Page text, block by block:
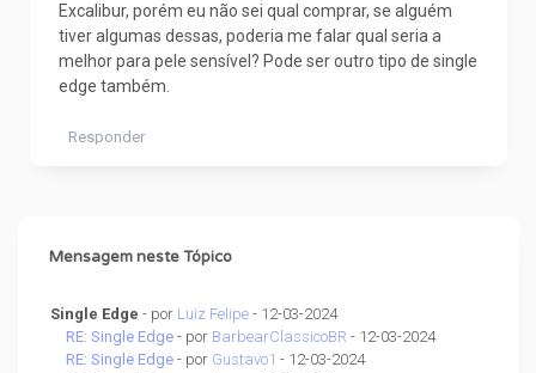
Excalibur, porém eu não sei qual comprar, se alguém
tiver algumas dessas, poderia me falar qual seria a
melhor para pele sensível? Pode ser outro tipo de single
edge também.
Responder
Mensagem neste Tópico
Single Edge - por Luiz Felipe - 12-03-2024
RE: Single Edge - por BarbearClassicoBR - 12-03-2024
RE: Single Edge - por Gustavo1 - 12-03-2024